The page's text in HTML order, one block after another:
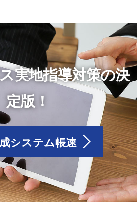
実地指導対策の決
定版！
システム帳速